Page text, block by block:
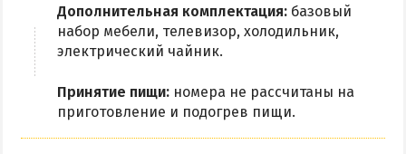
Дополнительная комплектация: базовый
набор мебели, телевизор, холодильник,
электрический чайник.
Принятие пищи: номера не рассчитаны на
приготовление и подогрев пищи.